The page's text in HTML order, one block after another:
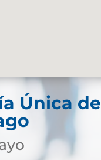
Única de